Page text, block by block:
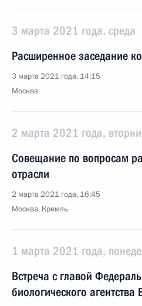
3 марта 2021 года, среда
Расширенное заседание
3 марта 2021 года, 14:15
Москва
2 марта 2021 года,
Совещание по вопросам
отрасли
2 марта 2021 года, 16:45
Москва, Кремль
1 марта 2021 года,
Встреча с главой
биологического